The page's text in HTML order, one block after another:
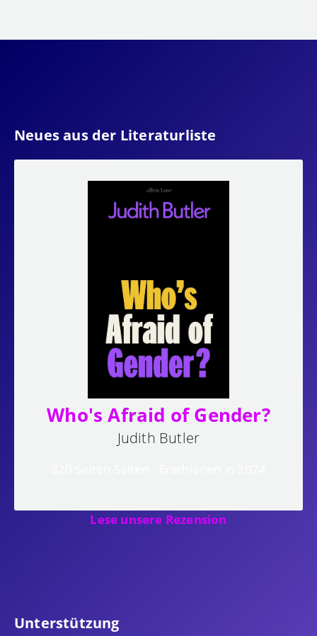
Neues aus der Literaturliste
Who's Afraid of Gender?
Judith Butler
Lese unsere Rezension
Unterstützung